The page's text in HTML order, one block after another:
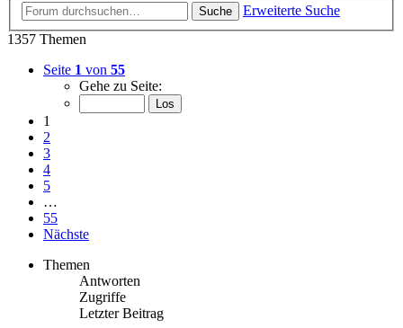
Suche
Erweiterte Suche
1357 Themen
Seite 1 von 55
Gehe zu Seite:
1
2
3
4
5
…
55
Nächste
Themen
Antworten
Zugriffe
Letzter Beitrag